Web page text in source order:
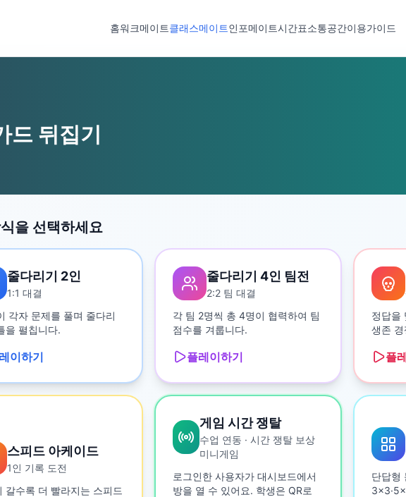
홈워크메이트클래스메이트인포메이트시간표소통공간이용가이드
드 뒤집기
을 선택하세요
줄다리기 2인
1:1 대결
각자 문제를 풀며 줄다리
을 펼칩니다.
이하기
줄다리기 4인 팀전
2:2 팀 대결
각 팀 2명씩 총 4명이 협력하여 팀
점수를 겨룹니다.
플레이하기
정답을
생존
플
스피드 아케이드
1인 기록 도전
갈수록 더 빨라지는 스피드
게임 시간 쟁탈
수업 연동 · 시간 쟁탈 보상
미니게임
로그인한 사용자가 대시보드에서
방을 열 수 있어요. 학생은 QR로
단답형